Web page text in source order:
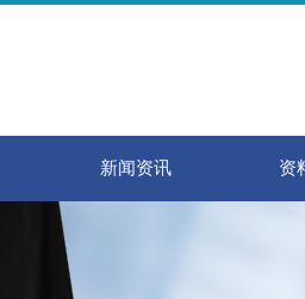
新闻资讯 资